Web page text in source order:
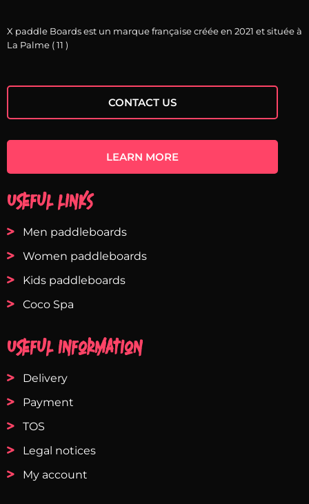
X paddle Boards est un marque française créée en 2021 et située à
La Palme ( 11 )
CONTACT US
LEARN MORE
Useful links
Men paddleboards
Women paddleboards
Kids paddleboards
Coco Spa
Useful information
Delivery
Payment
TOS
Legal notices
My account